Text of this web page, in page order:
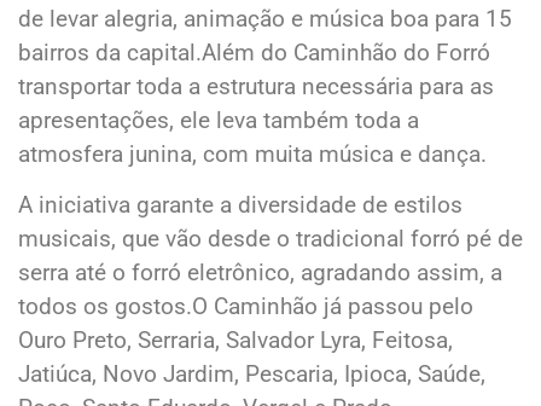
de levar alegria, animação e música boa para 15
bairros da capital.Além do Caminhão do Forró
transportar toda a estrutura necessária para as
apresentações, ele leva também toda a
atmosfera junina, com muita música e dança.
A iniciativa garante a diversidade de estilos
musicais, que vão desde o tradicional forró pé de
serra até o forró eletrônico, agradando assim, a
todos os gostos.O Caminhão já passou pelo
Ouro Preto, Serraria, Salvador Lyra, Feitosa,
Jatiúca, Novo Jardim, Pescaria, Ipioca, Saúde,